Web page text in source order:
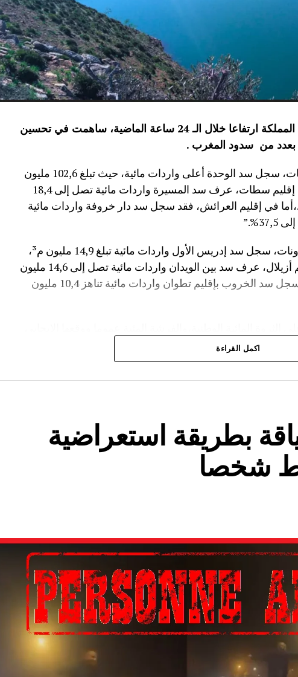
عرفت الموارد المائية بعدد من سدود المملكة ارتفاعا خلال الـ 24 ساعة الماضية، ساهمت في تحسين
بعدد من سدود المغرب .
وأفاد موقع الماديالنا انه “في إقليم تاونات، سجل سد الوحدة أعلى واردات مائية، حيث تبلغ 102,6 مليون
م³، لترتفع نسبة ملئه إلى 71,4%.،وفي إقليم سطات، عرف سد المسيرة واردات مائية تصل إلى 18,4
م³، مع بلوغ نسبة الملء 13,5%.،أما في إقليم العرائش، فقد سجل سد دار خروفة واردات مائية
وأضاف المصدر نفسه انه “في إقليم تاونات، سجل سد إدريس الأول واردات مائية تبلغ 14,9 مليون م³،
مع بلوغ نسبة الملء 56,2%.،وفي إقليم أزيلال، عرف سد بين الويدان واردات مائية تصل إلى 14,6 مليون
م³، لترتفع نسبة ملئه إلى 36,6%.،كما سجل سد الخروب بإقليم تطوان واردات مائية تناهز 10,4 مليون
اكمل القراءة
بطريقة استعراضية
شخصا